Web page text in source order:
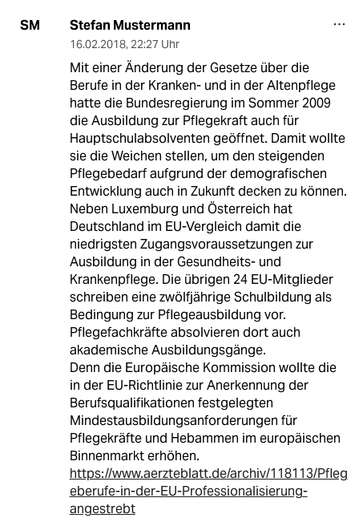
SM Stefan Mustermann
16.02.2018, 22:27 Uhr
Mit einer Änderung der Gesetze über die
Berufe in der Kranken- und in der Altenpflege
hatte die Bundesregierung im Sommer 2009
die Ausbildung zur Pflegekraft auch für
Hauptschulabsolventen geöffnet. Damit wollte
sie die Weichen stellen, um den steigenden
Pflegebedarf aufgrund der demografischen
Entwicklung auch in Zukunft decken zu können.
Neben Luxemburg und Österreich hat
Deutschland im EU-Vergleich damit die
niedrigsten Zugangsvoraussetzungen zur
Ausbildung in der Gesundheits- und
Krankenpflege. Die übrigen 24 EU-Mitglieder
schreiben eine zwölfjährige Schulbildung als
Bedingung zur Pflegeausbildung vor.
Pflegefachkräfte absolvieren dort auch
akademische Ausbildungsgänge.
Denn die Europäische Kommission wollte die
in der EU-Richtlinie zur Anerkennung der
Berufsqualifikationen festgelegten
Mindestausbildungsanforderungen für
Pflegekräfte und Hebammen im europäischen
Binnenmarkt erhöhen.
https://www.aerzteblatt.de/archiv/118113/Pfleg
eberufe-in-der-EU-Professionalisierung-
angestrebt